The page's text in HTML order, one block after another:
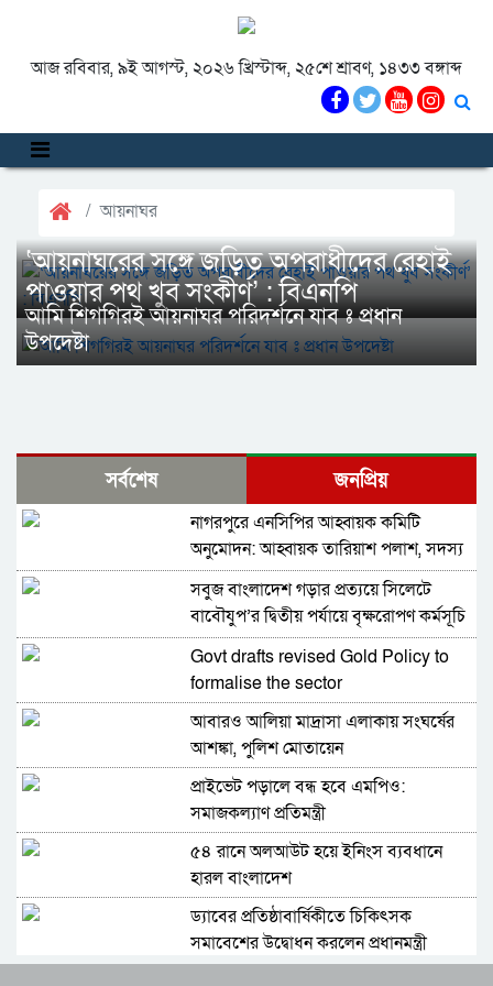
আজ রবিবার, ৯ই আগস্ট, ২০২৬ খ্রিস্টাব্দ, ২৫শে শ্রাবণ, ১৪৩৩ বঙ্গাব্দ
আয়নাঘর
‘আয়নাঘরের সঙ্গে জড়িত অপরাধীদের রেহাই
পাওয়ার পথ খুব সংকীর্ণ’ : বিএনপি
আমি শিগগিরই আয়নাঘর পরিদর্শনে যাব ঃ প্রধান
উপদেষ্টা
সর্বশেষ জনপ্রিয়
নাগরপুরে এনসিপির আহ্বায়ক কমিটি
অনুমোদন: আহ্বায়ক তারিয়াশ পলাশ, সদস্য
সচিব সরদার আশরাফ
সবুজ বাংলাদেশ গড়ার প্রত্যয়ে সিলেটে
বাবৌযুপ’র দ্বিতীয় পর্যায়ে বৃক্ষরোপণ কর্মসূচি
সম্পন্ন
Govt drafts revised Gold Policy to
formalise the sector
আবারও আলিয়া মাদ্রাসা এলাকায় সংঘর্ষের
আশঙ্কা, পুলিশ মোতায়েন
প্রাইভেট পড়ালে বন্ধ হবে এমপিও:
সমাজকল্যাণ প্রতিমন্ত্রী
৫৪ রানে অলআউট হয়ে ইনিংস ব্যবধানে
হারল বাংলাদেশ
ড্যাবের প্রতিষ্ঠাবার্ষিকীতে চিকিৎসক
সমাবেশের উদ্বোধন করলেন প্রধানমন্ত্রী